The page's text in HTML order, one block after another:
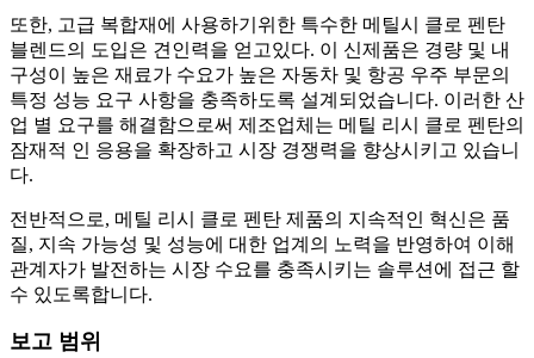
또한, 고급 복합재에 사용하기위한 특수한 메틸시 클로 펜탄
블렌드의 도입은 견인력을 얻고있다. 이 신제품은 경량 및 내
구성이 높은 재료가 수요가 높은 자동차 및 항공 우주 부문의
특정 성능 요구 사항을 충족하도록 설계되었습니다. 이러한 산
업 별 요구를 해결함으로써 제조업체는 메틸 리시 클로 펜탄의
잠재적 인 응용을 확장하고 시장 경쟁력을 향상시키고 있습니
다.
전반적으로, 메틸 리시 클로 펜탄 제품의 지속적인 혁신은 품
질, 지속 가능성 및 성능에 대한 업계의 노력을 반영하여 이해
관계자가 발전하는 시장 수요를 충족시키는 솔루션에 접근 할
수 있도록합니다.
보고 범위